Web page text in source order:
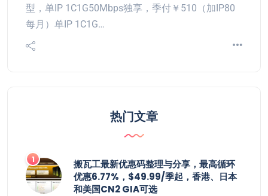
型，单IP 1C1G50Mbps独享，季付￥510（加IP80
每月）单IP 1C1G…
热门文章
搬瓦工最新优惠码整理与分享，最高循环
优惠6.77%，$49.99/季起，香港、日本
和美国CN2 GIA可选